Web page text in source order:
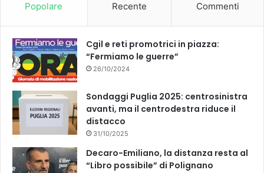
k
Popolare Recente Commenti
Cgil e reti promotrici in piazza:
“Fermiamo le guerre”
26/10/2024
Sondaggi Puglia 2025: centrosinistra
avanti, ma il centrodestra riduce il
distacco
31/10/2025
Decaro-Emiliano, la distanza resta al
“Libro possibile” di Polignano